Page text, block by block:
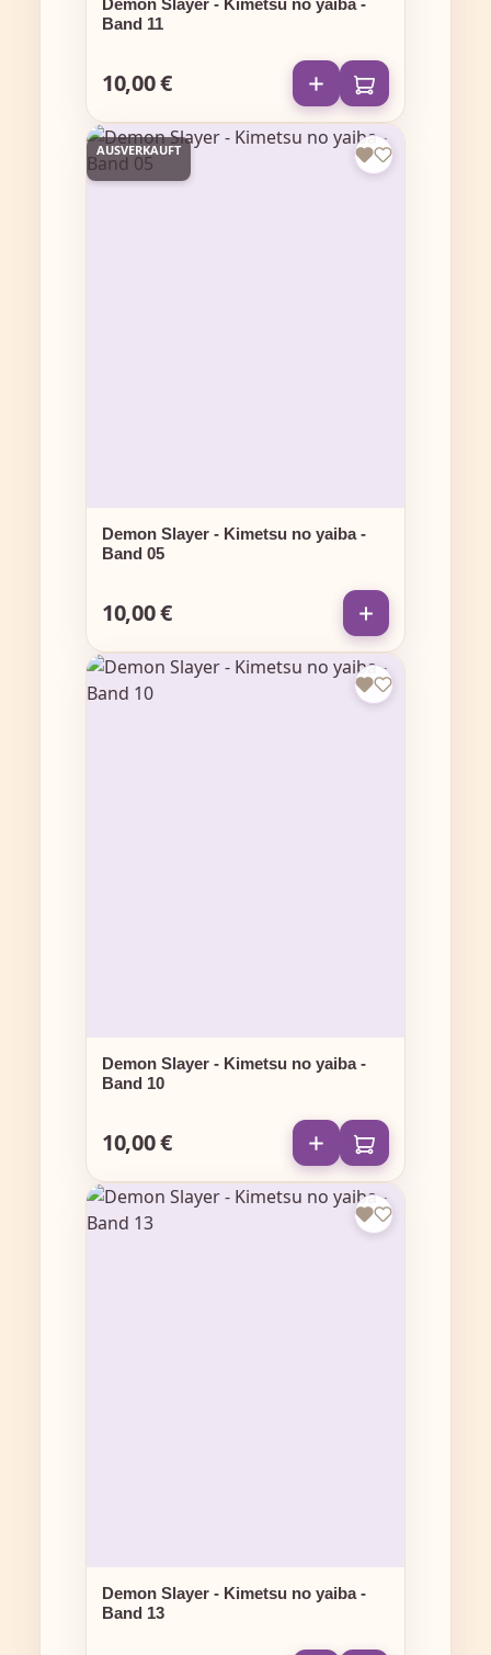
Demon Slayer - Kimetsu no yaiba -
Band 11
Regulärer Preis:
10,00 €
AUSVERKAUFT
Demon Slayer - Kimetsu no yaiba -
Band 05
Regulärer Preis:
10,00 €
Demon Slayer - Kimetsu no yaiba -
Band 10
Regulärer Preis:
10,00 €
Demon Slayer - Kimetsu no yaiba -
Band 13